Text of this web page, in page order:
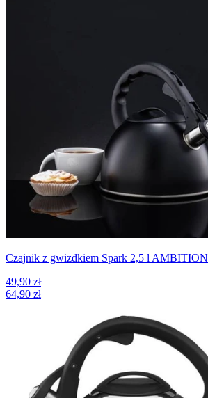
Czajnik z gwizdkiem Spark 2,5 l AMBITION
49,90 zł
64,90 zł